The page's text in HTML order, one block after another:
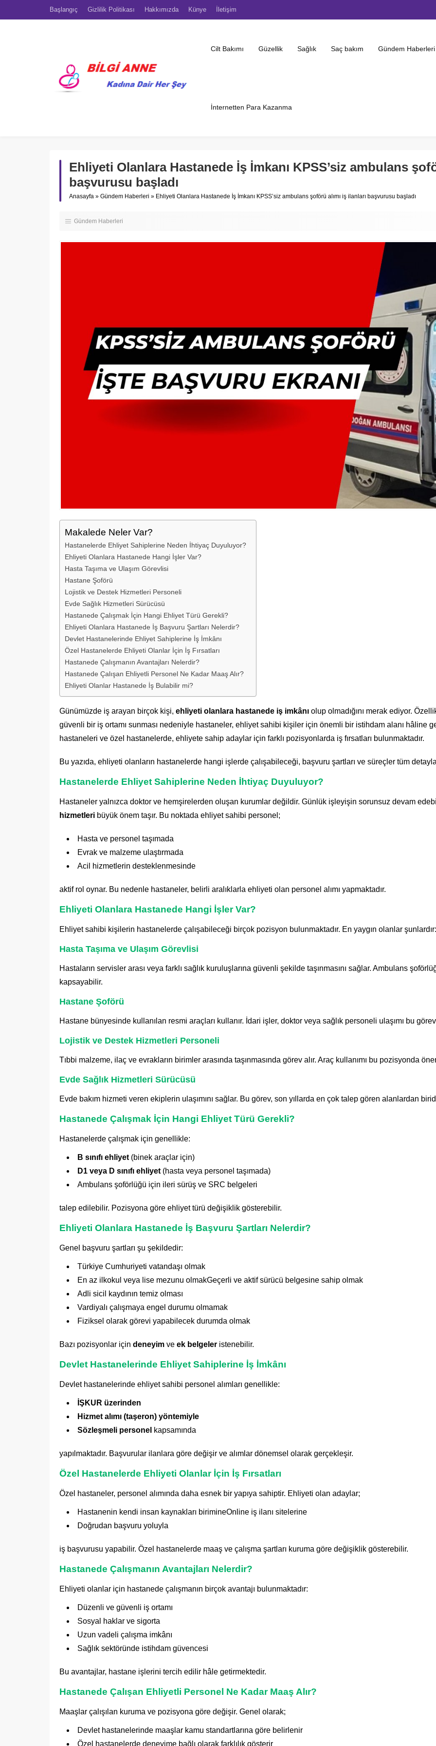
Başlangıç Gizlilik Politikası Hakkımızda Künye İletişim
Cilt Bakımı Güzellik Sağlık Saç bakım Gündem Haberleri
İnternetten Para Kazanma
Ehliyeti Olanlara Hastanede İş İmkanı KPSS’siz ambulans
başvurusu başladı
Anasayfa » Gündem Haberleri » Ehliyeti Olanlara Hastanede İş İmkanı KPSS’siz ambulans şoförü alımı iş ilanları başvurusu başladı
Gündem Haberleri
Makalede Neler Var?
Hastanelerde Ehliyet Sahiplerine Neden İhtiyaç Duyuluyor?
Ehliyeti Olanlara Hastanede Hangi İşler Var?
Hasta Taşıma ve Ulaşım Görevlisi
Hastane Şoförü
Lojistik ve Destek Hizmetleri Personeli
Evde Sağlık Hizmetleri Sürücüsü
Hastanede Çalışmak İçin Hangi Ehliyet Türü Gerekli?
Ehliyeti Olanlara Hastanede İş Başvuru Şartları Nelerdir?
Devlet Hastanelerinde Ehliyet Sahiplerine İş İmkânı
Özel Hastanelerde Ehliyeti Olanlar İçin İş Fırsatları
Hastanede Çalışmanın Avantajları Nelerdir?
Hastanede Çalışan Ehliyetli Personel Ne Kadar Maaş Alır?
Ehliyeti Olanlar Hastanede İş Bulabilir mi?
Günümüzde iş arayan birçok kişi, ehliyeti olanlara hastanede iş imkânı olup olmadığını merak ediyor.
güvenli bir iş ortamı sunması nedeniyle hastaneler, ehliyet sahibi kişiler için önemli bir istihdam alanı hâline
hastaneleri ve özel hastanelerde, ehliyete sahip adaylar için farklı pozisyonlarda iş fırsatları bulunmaktadır.
Bu yazıda, ehliyeti olanların hastanelerde hangi işlerde çalışabileceği, başvuru şartları ve süreçler tüm
Hastanelerde Ehliyet Sahiplerine Neden İhtiyaç Duyuluyor?
Hastaneler yalnızca doktor ve hemşirelerden oluşan kurumlar değildir. Günlük işleyişin sorunsuz devam
hizmetleri büyük önem taşır. Bu noktada ehliyet sahibi personel;
Hasta ve personel taşımada
Evrak ve malzeme ulaştırmada
Acil hizmetlerin desteklenmesinde
aktif rol oynar. Bu nedenle hastaneler, belirli aralıklarla ehliyeti olan personel alımı yapmaktadır.
Ehliyeti Olanlara Hastanede Hangi İşler Var?
Ehliyet sahibi kişilerin hastanelerde çalışabileceği birçok pozisyon bulunmaktadır. En yaygın olanlar şunlardır:
Hasta Taşıma ve Ulaşım Görevlisi
Hastaların servisler arası veya farklı sağlık kuruluşlarına güvenli şekilde taşınmasını sağlar. Ambulans
kapsayabilir.
Hastane Şoförü
Hastane bünyesinde kullanılan resmi araçları kullanır. İdari işler, doktor veya sağlık personeli ulaşımı bu
Lojistik ve Destek Hizmetleri Personeli
Tıbbi malzeme, ilaç ve evrakların birimler arasında taşınmasında görev alır. Araç kullanımı bu pozisyonda
Evde Sağlık Hizmetleri Sürücüsü
Evde bakım hizmeti veren ekiplerin ulaşımını sağlar. Bu görev, son yıllarda en çok talep gören alanlardan
Hastanede Çalışmak İçin Hangi Ehliyet Türü Gerekli?
Hastanelerde çalışmak için genellikle:
B sınıfı ehliyet (binek araçlar için)
D1 veya D sınıfı ehliyet (hasta veya personel taşımada)
Ambulans şoförlüğü için ileri sürüş ve SRC belgeleri
talep edilebilir. Pozisyona göre ehliyet türü değişiklik gösterebilir.
Ehliyeti Olanlara Hastanede İş Başvuru Şartları Nelerdir?
Genel başvuru şartları şu şekildedir:
Türkiye Cumhuriyeti vatandaşı olmak
En az ilkokul veya lise mezunu olmakGeçerli ve aktif sürücü belgesine sahip olmak
Adli sicil kaydının temiz olması
Vardiyalı çalışmaya engel durumu olmamak
Fiziksel olarak görevi yapabilecek durumda olmak
Bazı pozisyonlar için deneyim ve ek belgeler istenebilir.
Devlet Hastanelerinde Ehliyet Sahiplerine İş İmkânı
Devlet hastanelerinde ehliyet sahibi personel alımları genellikle:
İŞKUR üzerinden
Hizmet alımı (taşeron) yöntemiyle
Sözleşmeli personel kapsamında
yapılmaktadır. Başvurular ilanlara göre değişir ve alımlar dönemsel olarak gerçekleşir.
Özel Hastanelerde Ehliyeti Olanlar İçin İş Fırsatları
Özel hastaneler, personel alımında daha esnek bir yapıya sahiptir. Ehliyeti olan adaylar;
Hastanenin kendi insan kaynakları birimineOnline iş ilanı sitelerine
Doğrudan başvuru yoluyla
iş başvurusu yapabilir. Özel hastanelerde maaş ve çalışma şartları kuruma göre değişiklik gösterebilir.
Hastanede Çalışmanın Avantajları Nelerdir?
Ehliyeti olanlar için hastanede çalışmanın birçok avantajı bulunmaktadır:
Düzenli ve güvenli iş ortamı
Sosyal haklar ve sigorta
Uzun vadeli çalışma imkânı
Sağlık sektöründe istihdam güvencesi
Bu avantajlar, hastane işlerini tercih edilir hâle getirmektedir.
Hastanede Çalışan Ehliyetli Personel Ne Kadar Maaş Alır?
Maaşlar çalışılan kuruma ve pozisyona göre değişir. Genel olarak;
Devlet hastanelerinde maaşlar kamu standartlarına göre belirlenir
Özel hastanelerde deneyime bağlı olarak farklılık gösterir